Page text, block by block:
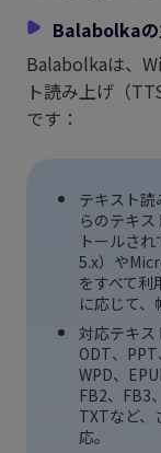
Balabolkaの
Balabolkaは、
ト読み上げ（
です：
テキスト
らのテキ
トールさ
5.x）や
をすべて利
に応じて、
対応テキス
ODT、PPT
WPD、
FB2、FB3
TXTなど、
応。